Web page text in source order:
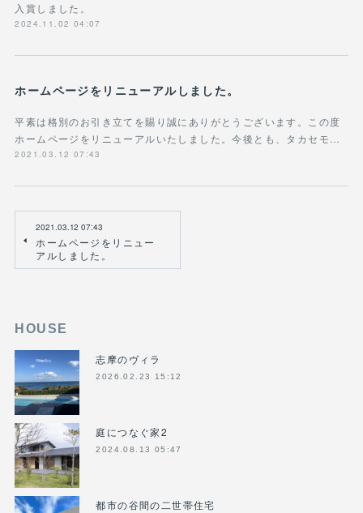
入賞しました。
2024.11.02 04:07
ホームページをリニューアルしました。
平素は格別のお引き立てを賜り誠にありがとうございます。この度
ホームページをリニューアルいたしました。今後とも、タカセモ…
2021.03.12 07:43
2021.03.12 07:43
ホームページをリニュー
アルしました。
HOUSE
志摩のヴィラ
2026.02.23 15:12
庭につなぐ家2
2024.08.13 05:47
都市の谷間の二世帯住宅